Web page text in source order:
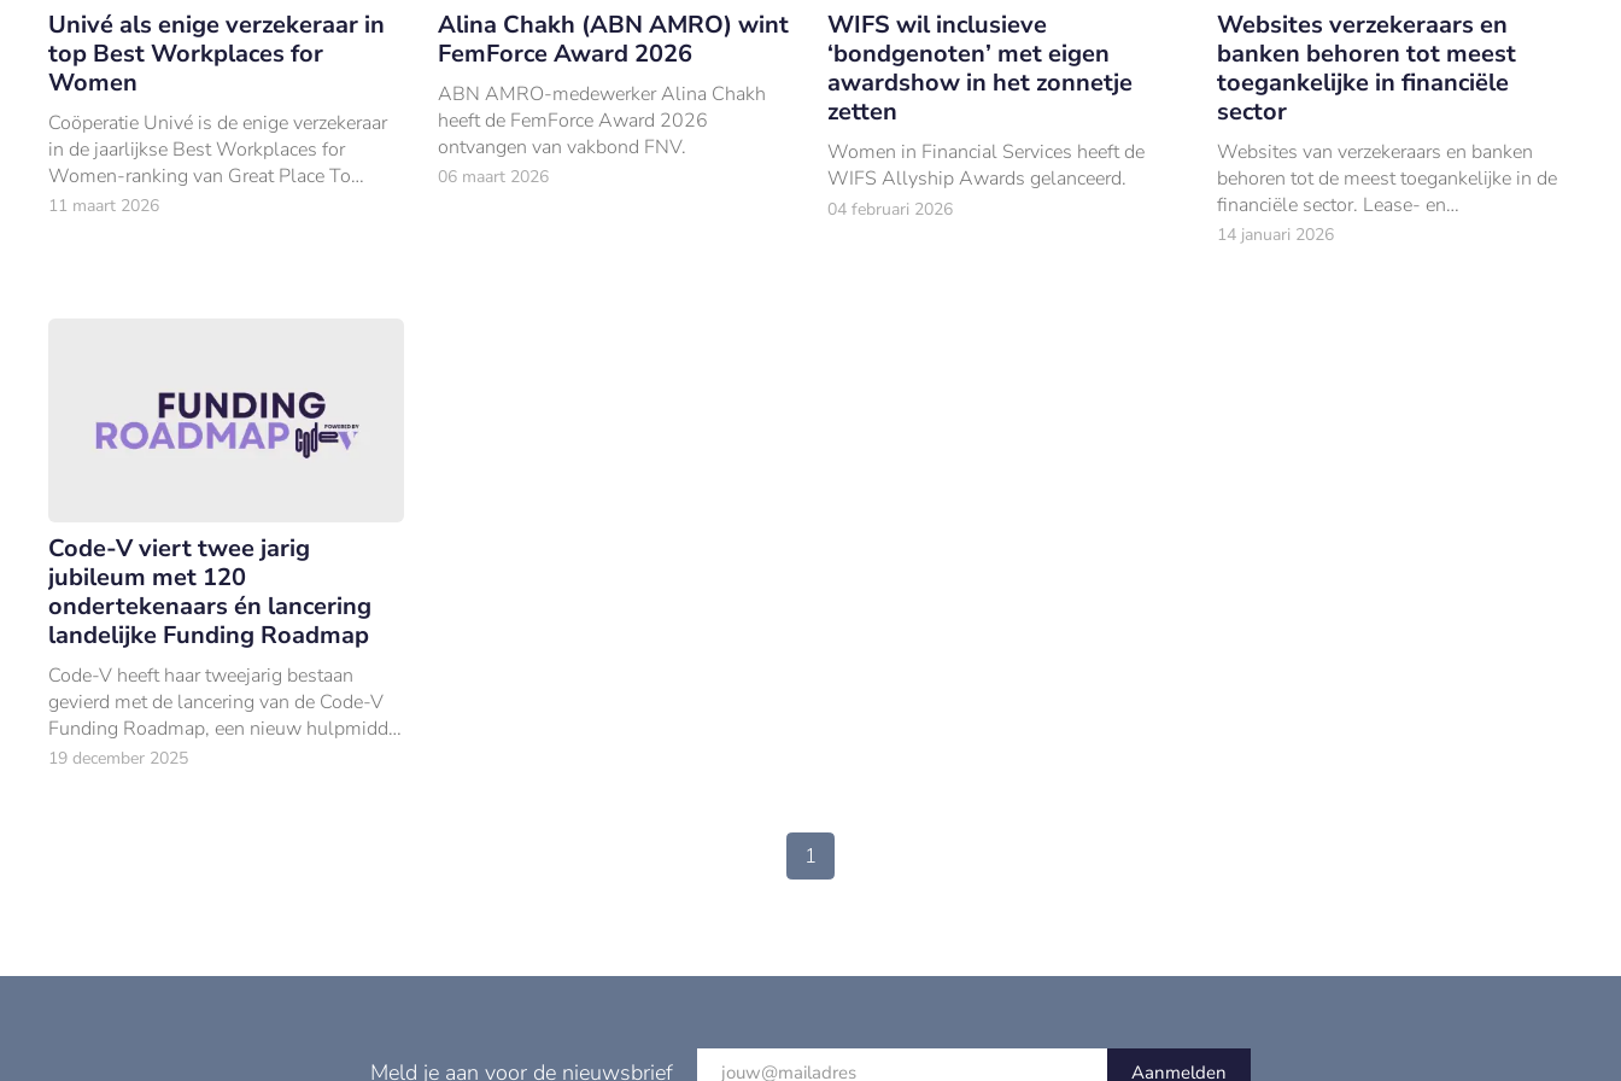
Univé als enige verzekeraar in
top Best Workplaces for
Women
Coöperatie Univé is de enige verzekeraar
in de jaarlijkse Best Workplaces for
Women-ranking van Great Place To
Work. De coöperatie eindigde op de
11 maart 2026
Alina Chakh (ABN AMRO) wint
FemForce Award 2026
ABN AMRO-medewerker Alina Chakh
heeft de FemForce Award 2026
ontvangen van vakbond FNV.
06 maart 2026
WIFS wil inclusieve
‘bondgenoten’ met eigen
awardshow in het zonnetje
zetten
Women in Financial Services heeft de
WIFS Allyship Awards gelanceerd.
04 februari 2026
Websites verzekeraars en
banken behoren tot meest
toegankelijke in financiële
sector
Websites van verzekeraars en banken
behoren tot de meest toegankelijke in de
financiële sector. Lease- en
cryptobedrijven scoren daarentegen
14 januari 2026
Code-V viert twee jarig
jubileum met 120
ondertekenaars én lancering
landelijke Funding Roadmap
Code-V heeft haar tweejarig bestaan
gevierd met de lancering van de Code-V
Funding Roadmap, een nieuw hulpmiddel
dat ondernemers ondersteunt bij het
19 december 2025
1
Meld je aan voor de nieuwsbrief Aanmelden